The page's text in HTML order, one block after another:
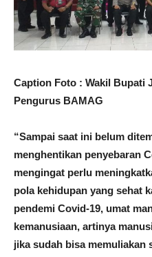
Caption Foto : Wakil Bupati
Pengurus BAMAG
“Sampai saat ini belum
menghentikan penyebaran
mengingat perlu
pola kehidupan yang sehat
pendemi Covid-19, umat
kemanusiaan, artinya
jika sudah bisa memuliakan